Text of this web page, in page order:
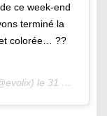
ce week-end
terminé la
colorée… ??
le 31 Oct. 2019 à 10 :52 PDT